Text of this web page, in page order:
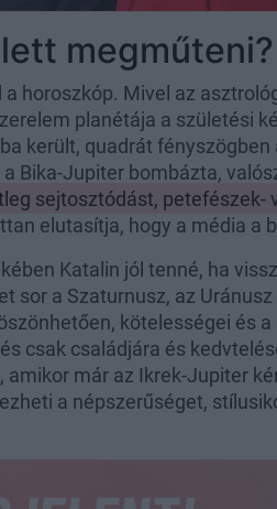
megműteni?
a horoszkóp. Mivel az
planétája a születési
került, quadrát
Bika-Jupiter bombázta,
sejtosztódást, petefészek-
elutasítja, hogy a média a
Katalin jól tenné, ha
sor a Szaturnusz, az
kötelességei és
csak családjára és
amikor már az Ikrek-Jupiter
a népszerűséget,